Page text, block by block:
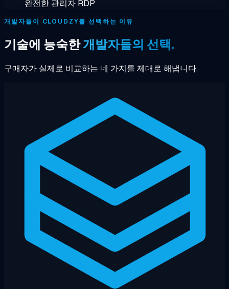
완전한 관리자 RDP
개발자들이 CLOUDZY를 선택하는 이유
기술에 능숙한개발자들의 선택.
구매자가 실제로 비교하는 네 가지를 제대로 해냅니다.